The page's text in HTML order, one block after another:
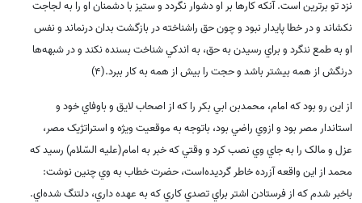
نزد تو برترين است. آنکه کارها بر او دشوار نگردد و ستيز با دشمنان او را به لجاجت
نکشاند و در خطا پايدار نبود و چون حق راشناخته در بازگشت بدان درنماند و نفس
او به طمع ننگرد و براي رسيدن به حق، به اندکي شناخت بسنده نکند و در شبهه‌ها
درنگش از همه بيشتر باشد و حجت را بيش از همه به کار ببرد.(4)
از اين رو بود که امام، محمدبن ابي بکر را که از اصحاب لايق و باوفاي خود و
استاندار مصر بود و ازوي راضي بود، باتوجه به موقعيت ويژه و استراتژيک مصر،
عزل و مالک را به جاي وي نصب کرد و وقتي که خبر به امام(علیه السّلام) رسيد که
محمد از اين واقعه آزرده خاطر گرديده‌است، حضرت خطاب به وي چنين نوشت:
باخبر شدم که از فرستادن اشتر براي تصدي کاري که به عهده داري، دلتنگ شده‌اي.